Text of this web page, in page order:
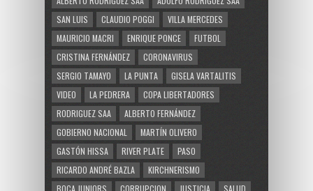
SAN LUIS
CLAUDIO POGGI
VILLA MERCEDES
MAURICIO MACRI
ENRIQUE PONCE
FUTBOL
CRISTINA FERNÁNDEZ
CORONAVIRUS
SERGIO TAMAYO
LA PUNTA
GISELA VARTALITIS
VIDEO
LA PEDRERA
COPA LIBERTADORES
RODRIGUEZ SAA
ALBERTO FERNÁNDEZ
GOBIERNO NACIONAL
MARTÍN OLIVERO
GASTÓN HISSA
RIVER PLATE
PASO
RICARDO ANDRÉ BAZLA
KIRCHNERISMO
BOCA JUNIORS
CORRUPCION JUSTICIA SALUD